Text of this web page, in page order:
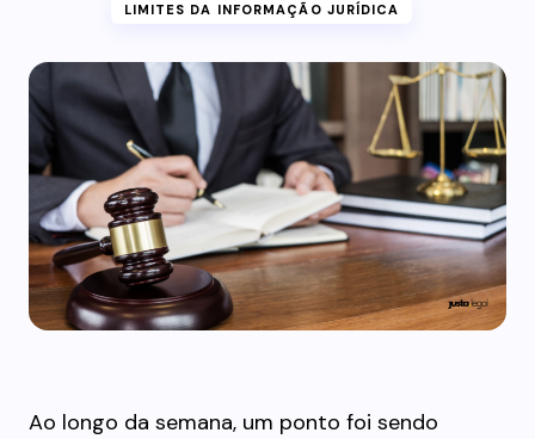
LIMITES DA INFORMAÇÃO JURÍDICA
Ao longo da semana, um ponto foi sendo